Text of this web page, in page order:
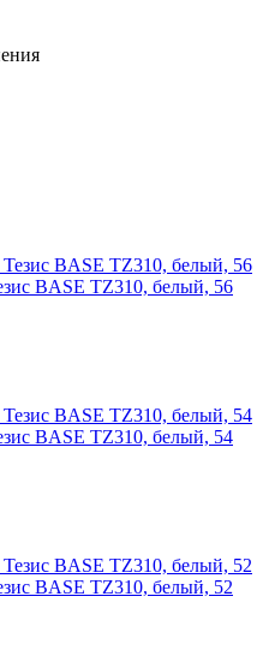
BASE TZ310, белый, 56
BASE TZ310, белый, 54
BASE TZ310, белый, 52